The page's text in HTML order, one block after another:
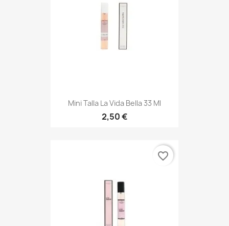
Mini Talla La Vida Bella 33 Ml
2,50 €
favorite_border